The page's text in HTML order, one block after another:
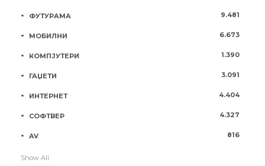
ФУТУРАМА 9.481
МОБИЛНИ 6.673
КОМПЈУТЕРИ 1.390
ГАЏЕТИ 3.091
ИНТЕРНЕТ 4.404
СОФТВЕР 4.327
AV 816
Show All